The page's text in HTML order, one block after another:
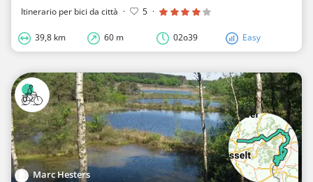
Itinerario per bici da città · 5 ·
39,8 km 60 m 02o39 Easy
Marc Hesters